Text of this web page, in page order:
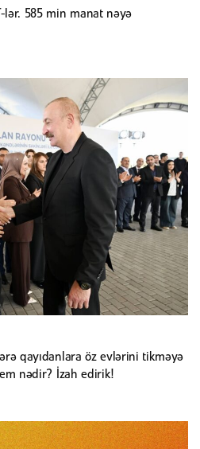
lər. 585 min manat nəyə
qayıdanlara öz evlərini tikməyə
nədir? İzah edirik!